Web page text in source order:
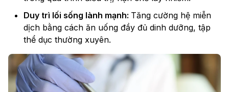
Duy trì lối sống lành mạnh: Tăng cường hệ miễn
dịch bằng cách ăn uống đầy đủ dinh dưỡng, tập
thể dục thường xuyên.